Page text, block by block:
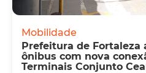
Mobilidade
Prefeitura de Fortaleza
ônibus com nova
Terminais Conjunto